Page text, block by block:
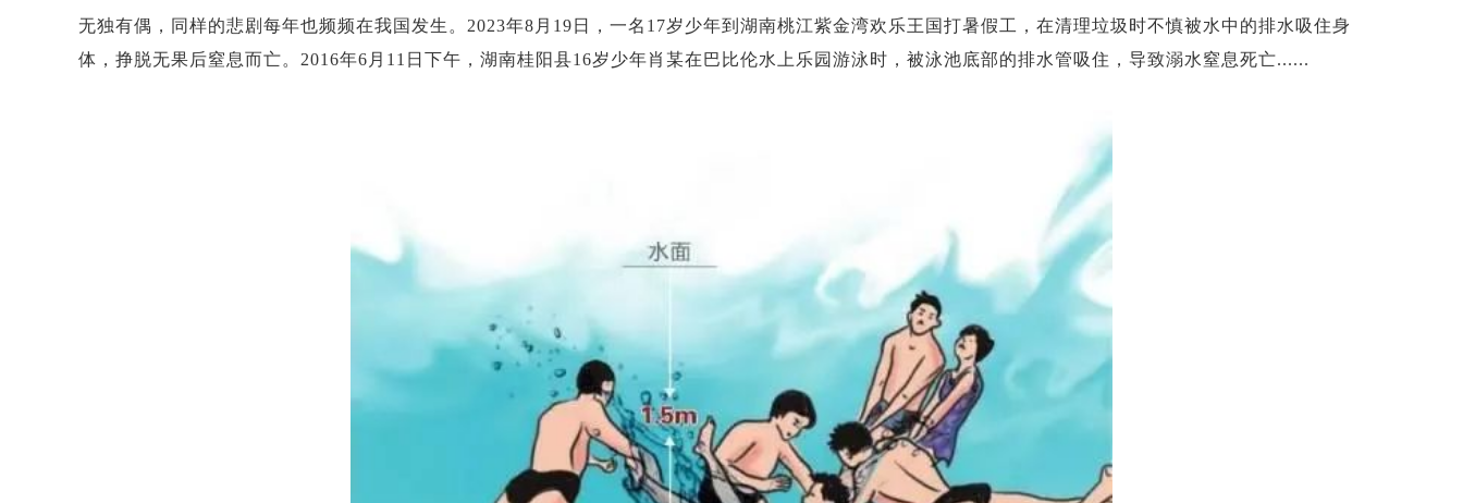
无独有偶，同样的悲剧每年也频频在我国发生。 2023年8月19日，一名17岁少年到湖南桃江紫金湾欢乐王国打暑假工，在清理垃圾时不慎被水中的排水吸住身
体，挣脱无果后窒息而亡。2016年6月11日下午，湖南桂阳县16岁少年肖某在巴比伦水上乐园游泳时，被泳池底部的排水管吸住，导致溺水窒息死亡......